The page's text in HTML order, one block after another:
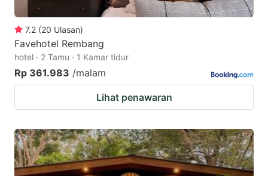
7.2 (20 Ulasan)
Favehotel Rembang
hotel · 2 Tamu · 1 Kamar tidur
Rp 361.983 /malam
Lihat penawaran